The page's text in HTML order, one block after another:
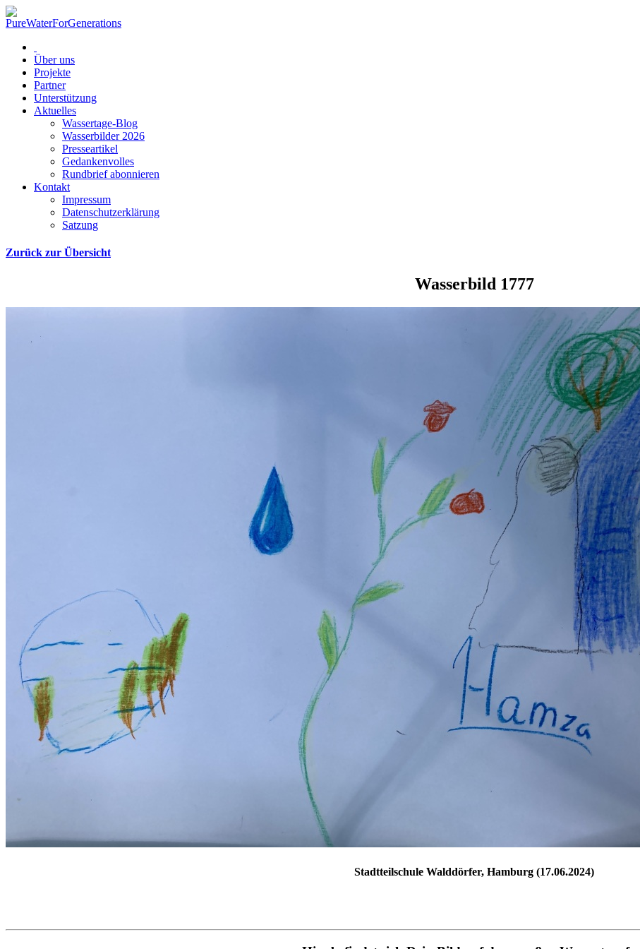
Über uns
Projekte
Partner
Unterstützung
Aktuelles
Wassertage-Blog
Wasserbilder 2026
Presseartikel
Gedankenvolles
Rundbrief abonnieren
Kontakt
Impressum
Datenschutzerklärung
Satzung
Zurück zur Übersicht
Wasserbild 1777
Stadtteilschule Walddörfer, Hamburg (17.06.2024)